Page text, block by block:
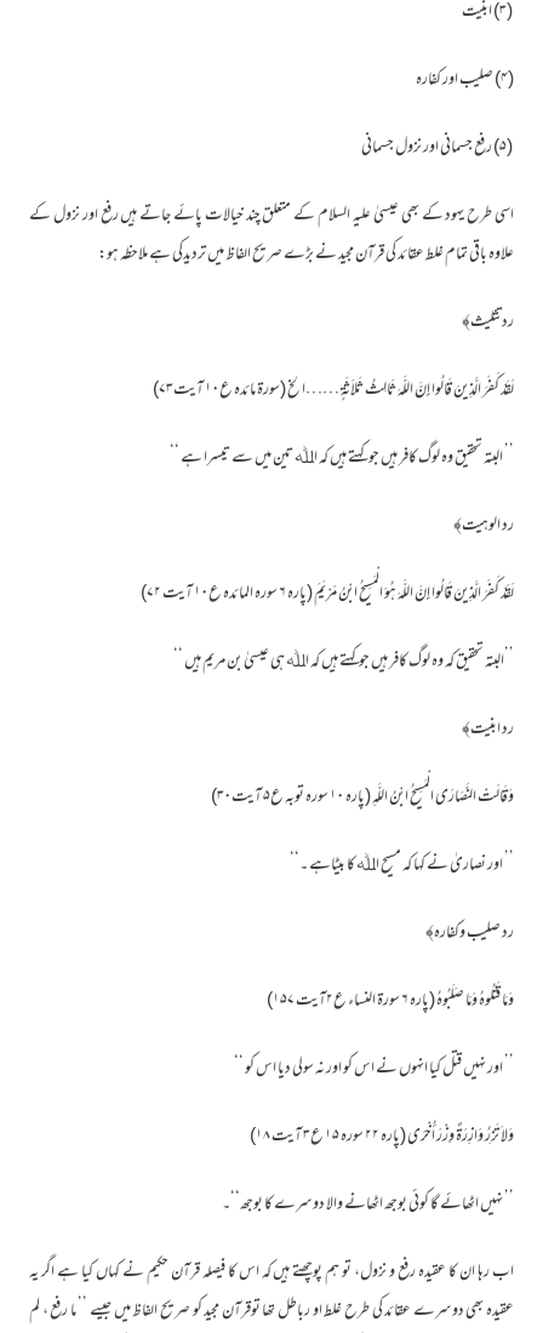
(۳) ابنیت
(۴) صلیب اور کفارہ
(۵) رفع جسمانی اور نزول جسمانی
اسی طرح یہود کے بھی عیسیٰ علیہ السلام کے متعلق چند خیالات پائے جاتے ہیں رفع اور نزول کے
علاوہ باقی تمام غلط عقائد کی قرآن مجید نے بڑے صریح الفاظ میں تردیدکی ہے ملاحظہ ہو:
رد تثلیث﴾
لَقَدْ كَفَرَ الَّذِينَ قَالُوا إِنَّ اللَّهَ ثَالِثُ ثَلاَثَةٍ ……الخ (سورۃ مائدہ ع۱۰ آیت۷۳)
’’ البتہ تحقیق وہ لوگ کافر ہیں جو کہتے ہیں کہ اﷲ تین میں سے تیسرا ہے ‘‘
رد الوہیت﴾
لَقَدْ كَفَرَ الَّذِينَ قَالُوا إِنَّ اللَّهَ هُوَ الْمَسِيحُ ابْنُ مَرْيَمَ (پارہ ۶ سورہ المائدہ ع۱۰ آیت ۷۲)
’’البتہ تحقیق کہ وہ لوگ کافر ہیں جوکہتے ہیں کہ اﷲ ہی عیسیٰ بن مریم ہیں ‘‘
رد ابنیت﴾
وَقَالَتْ النَّصَارَى الْمَسِيحُ ابْنُ اللَّهِ (پارہ ۱۰ سورہ توبہ ع۵ آیت۳۰)
’’ اور نصاریٰ نے کہا کہ مسیح اﷲ کا بیٹاہے ۔‘‘
رد صلیب وکفارہ﴾
وَمَا قَتَلُوهُ وَمَا صَلَبُوهُ (پارہ ۶ سورۃ النساء ع۲آیت ۱۵۷)
’’ اور نہیں قتل کیا انہوں نے اس کو اور نہ سولی دیا اس کو ‘‘
وَلاَ تَزِرُ وَازِرَةٌ وِزْرَ أُخْرَى (پارہ ۲۲ سورہ ۱۵ ع۳ آیت ۱۸)
’’ نہیں اٹھائے گا کوئی بوجھ اٹھانے والا دوسرے کا بوجھ‘‘۔
اب رہا ان کا عقیدہ رفع و نزول، تو ہم پوچھتے ہیں کہ اس کا فیصلہ قرآن حکیم نے کہاں کیا ہے اگر یہ
عقیدہ بھی دوسرے عقائد کی طرح غلط او رباطل تھا توقرآن مجید کو صریح الفاظ میں جیسے ’’ ما رفع ، لم